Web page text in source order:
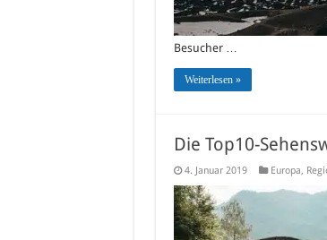
Besucher …
Weiterlesen »
Die Top10-
4. Januar 2019 Europa,